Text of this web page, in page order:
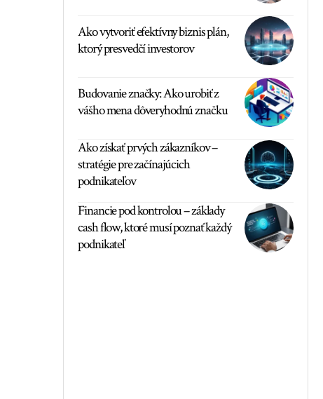
Ako vytvoriť efektívny biznis plán,
ktorý presvedčí investorov
Budovanie značky: Ako urobiť z
vášho mena dôveryhodnú značku
Ako získať prvých zákazníkov –
stratégie pre začínajúcich
podnikateľov
Financie pod kontrolou – základy
cash flow, ktoré musí poznať každý
podnikateľ